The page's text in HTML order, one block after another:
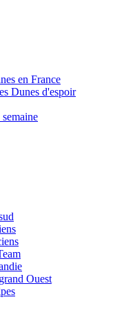
en France
Dunes d'espoir
Ouest